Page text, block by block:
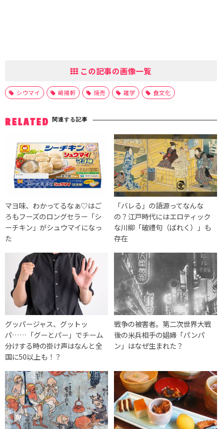
この記事の画像一覧
シウマイ 崎陽軒 焼売 雑学 食文化
RELATED 関連する記事
マヨ味、わかってるなぁ♡はご
ろもフーズのロングセラー「シ
ーチキン」がシュウマイになっ
た
「バレる」の語源ってなんな
の？江戸時代にはエロティック
な川柳「破禮句（ばれく）」も
存在
グッパージャス、グットッ
パ……「グーとパー」でチーム
分けする時の掛け声はなんと全
国に50以上も！？
戦争の被害者。第二次世界大戦
後の米兵相手の娼婦「パンパ
ン」はなぜ生まれた？